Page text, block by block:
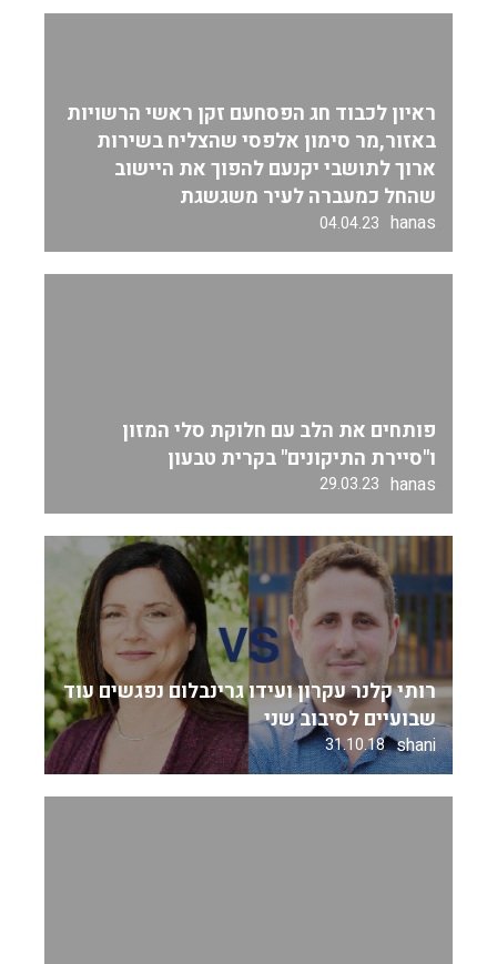
ראיון לכבוד חג הפסחעם זקן ראשי הרשויות
באזור,מר סימון אלפסי שהצליח בשירות
ארוך לתושבי יקנעם להפוך את היישוב
שהחל כמעברה לעיר משגשגת
hanas
04.04.23
פותחים את הלב עם חלוקת סלי המזון
ו"סיירת התיקונים" בקרית טבעון
hanas
29.03.23
רותי קלנר עקרון ועידו גרינבלום נפגשים עוד
שבועיים לסיבוב שני
shani
31.10.18